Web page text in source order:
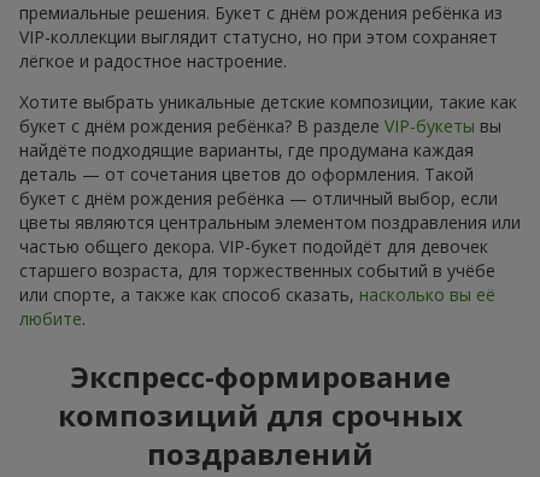
премиальные решения. Букет с днём рождения ребёнка из
VIP-коллекции выглядит статусно, но при этом сохраняет
лёгкое и радостное настроение.
Хотите выбрать уникальные детские композиции, такие как
букет с днём рождения ребёнка? В разделе VIP-букеты вы
найдёте подходящие варианты, где продумана каждая
деталь — от сочетания цветов до оформления. Такой
букет с днём рождения ребёнка — отличный выбор, если
цветы являются центральным элементом поздравления или
частью общего декора. VIP-букет подойдёт для девочек
старшего возраста, для торжественных событий в учёбе
или спорте, а также как способ сказать, насколько вы её
любите.
Экспресс-формирование
композиций для срочных
поздравлений